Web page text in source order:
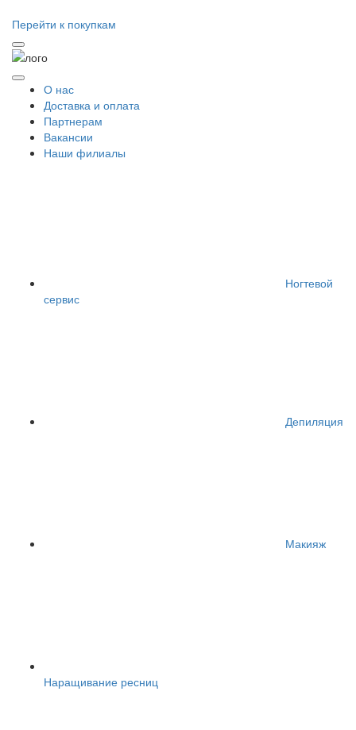
Перейти к покупкам
О нас
Доставка и оплата
Партнерам
Вакансии
Наши филиалы
Ногтевой
сервис
Депиляция
Макияж
Наращивание ресниц